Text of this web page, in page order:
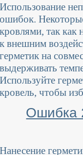
Использование
ошибок.
кровлями, так как
к внешним
герметик на
выдерживать
Используйте
кровель, чтобы
Ошибка
Нанесение